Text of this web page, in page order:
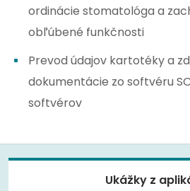
ordinácie stomatológa a
obľúbené funkčnosti
Prevod údajov kartotéky a
dokumentácie zo softvéru
softvérov
Ukážky z